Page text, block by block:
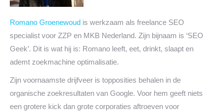
Romano Groenewoud is werkzaam als freelance SEO
specialist voor ZZP en MKB Nederland. Zijn bijnaam is ‘SEO
Geek’. Dit is wat hij is: Romano leeft, eet, drinkt, slaapt en
ademt zoekmachine optimalisatie.
Zijn voornaamste drijfveer is topposities behalen in de
organische zoekresultaten van Google. Voor hem geeft niets
een grotere kick dan grote corporaties aftroeven voor